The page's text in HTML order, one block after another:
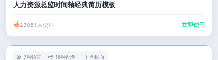
人力资源总监时间轴经典简历模板
23051 人使用 立即使用
7种语言 16种配色 含封面